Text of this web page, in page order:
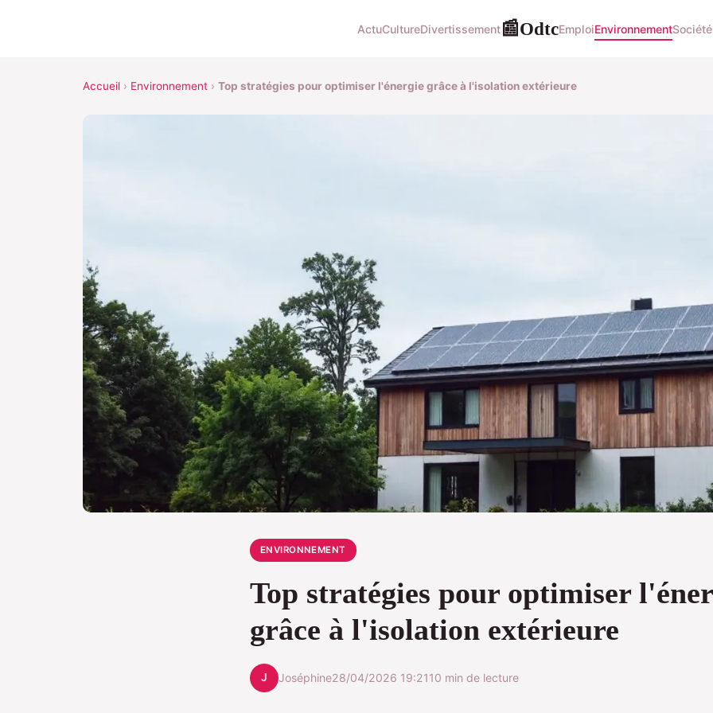
ActuCultureDivertissement📰OdtcEmploiEnvironnementSociété
Accueil › Environnement › Top stratégies pour optimiser l'énergie grâce à l'isolation extérieure
ENVIRONNEMENT
Top stratégies pour optimiser
grâce à l'isolation extérieure
J Joséphine28/04/2026 19:2110 min de lecture